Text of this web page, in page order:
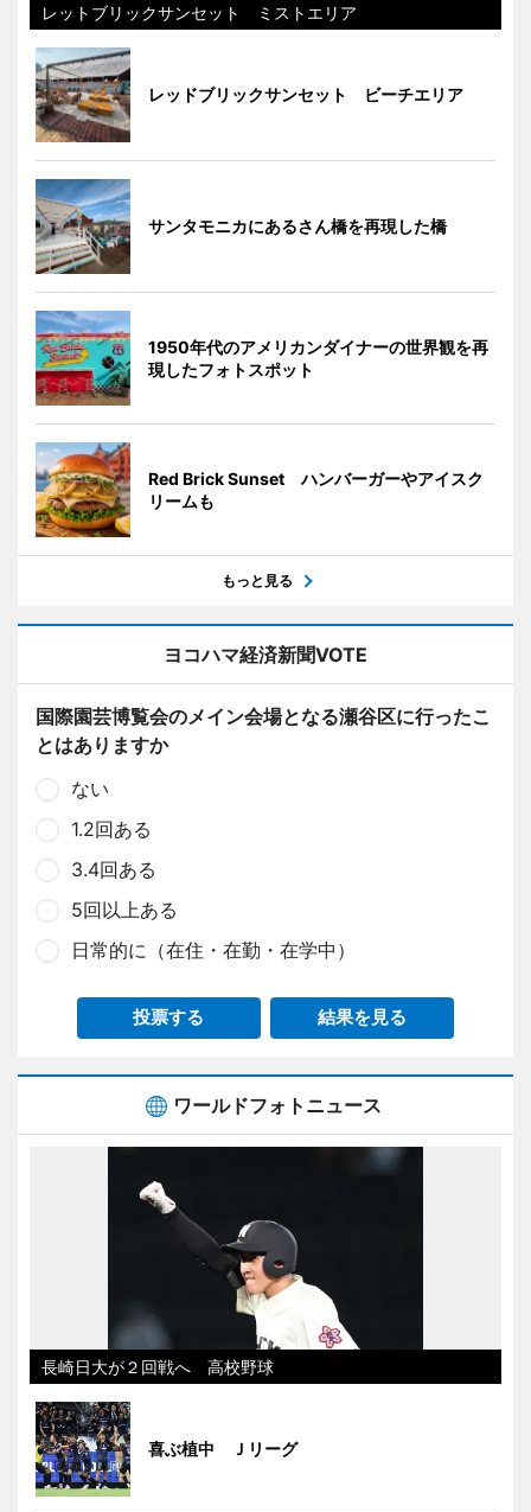
レットブリックサンセット ミストエリア
レッドブリックサンセット ビーチエリア
サンタモニカにあるさん橋を再現した橋
1950年代のアメリカンダイナーの世界観を再
現したフォトスポット
Red Brick Sunset ハンバーガーやアイスク
リームも
もっと見る
ヨコハマ経済新聞VOTE
国際園芸博覧会のメイン会場となる瀬谷区に行ったこ
とはありますか
ない
1.2回ある
3.4回ある
5回以上ある
日常的に（在住・在勤・在学中）
投票する 結果を見る
ワールドフォトニュース
長崎日大が２回戦へ 高校野球
喜ぶ植中 Ｊリーグ